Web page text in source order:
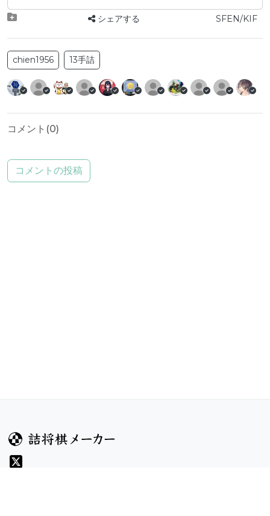
シェアする SFEN/KIF
chien1956 13手詰
コメント(0)
コメントの投稿